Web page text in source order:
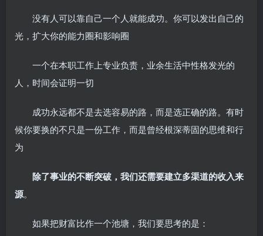
没有人可以靠自己一个人就能成功。你可以发出自己的
光，扩大你的能力圈和影响圈
一个在本职工作上专业负责，业余生活中性格发光的
人，时间会证明一切
成功永远都不是去选容易的路，而是选正确的路。有时
候你要换的不只是一份工作，而是曾经根深蒂固的思维和行
为
除了事业的不断突破，我们还需要建立多渠道的收入来
源。
如果把财富比作一个池塘，我们要思考的是：